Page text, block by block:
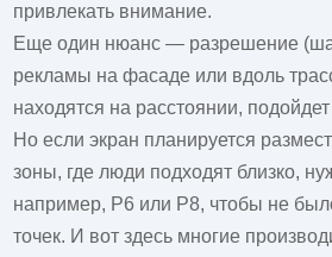
привлекать внимание.
Еще один нюанс — разрешение
рекламы на фасаде или вдоль
находятся на расстоянии,
Но если экран планируется
зоны, где люди подходят близко,
например, P6 или P8, чтобы не
точек. И вот здесь многие